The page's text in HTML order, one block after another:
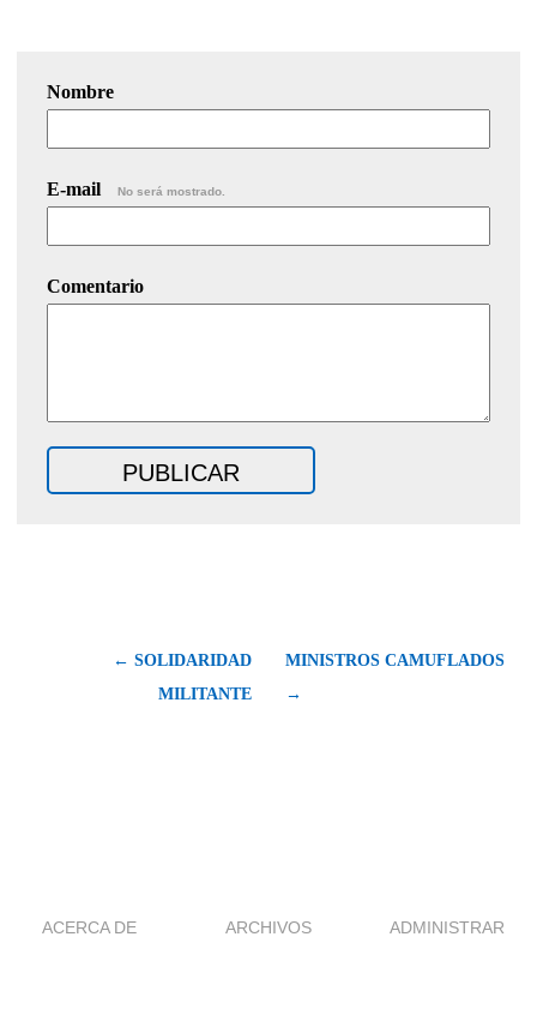
Nombre
E-mail No será mostrado.
Comentario
← SOLIDARIDAD
MILITANTE
MINISTROS CAMUFLADOS
→
ACERCA DE ARCHIVOS ADMINISTRAR